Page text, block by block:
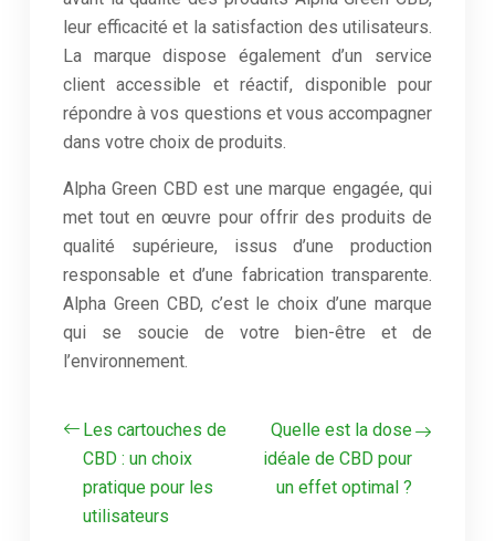
leur efficacité et la satisfaction des utilisateurs.
La marque dispose également d’un service
client accessible et réactif, disponible pour
répondre à vos questions et vous accompagner
dans votre choix de produits.
Alpha Green CBD est une marque engagée, qui
met tout en œuvre pour offrir des produits de
qualité supérieure, issus d’une production
responsable et d’une fabrication transparente.
Alpha Green CBD, c’est le choix d’une marque
qui se soucie de votre bien-être et de
l’environnement.
Les cartouches de
CBD : un choix
pratique pour les
utilisateurs
Quelle est la dose
idéale de CBD pour
un effet optimal ?